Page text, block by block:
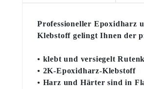
Professioneller Epoxidharz
Klebstoff gelingt Ihnen der
• klebt und versiegelt
• 2K-Epoxidharz-Klebstoff
• Harz und Härter sind in